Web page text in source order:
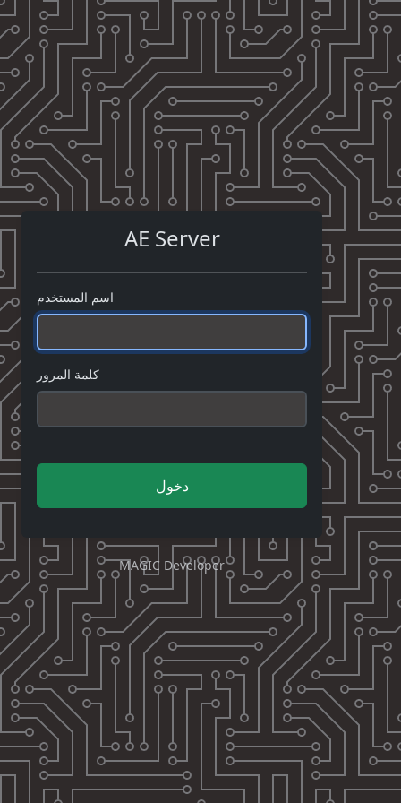
AE Server
اسم المستخدم
كلمة المرور
دخول
MAGIC Developer